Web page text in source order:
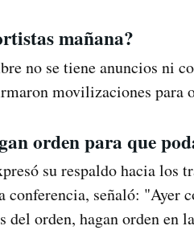
mañana?
no se tiene anuncios ni
movilizaciones para
orden para que
su respaldo hacia los
conferencia, señaló: "Ayer
del orden, hagan orden en